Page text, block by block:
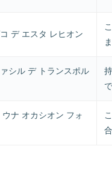
デ エスタ レヒオン
シル デ トランスポル
ナ オカシオン フォ